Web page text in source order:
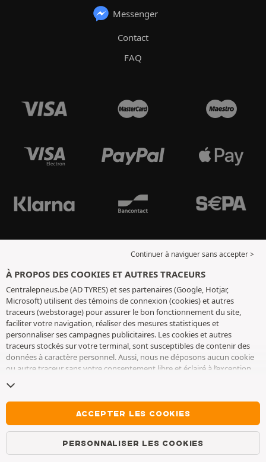
Messenger
Contact
FAQ
Continuer à naviguer sans accepter >
À PROPOS DES COOKIES ET AUTRES TRACEURS
Centralepneus.be (AD TYRES) et ses partenaires (Google, Hotjar,
Microsoft) utilisent des témoins de connexion (cookies) et autres
traceurs (webstorage) pour assurer le bon fonctionnement du site,
faciliter votre navigation, réaliser des mesures statistiques et
personnaliser ses campagnes publicitaires. Les cookies et autres
traceurs stockés sur votre terminal, sont susceptibles de contenir des
données à caractère personnel. Aussi, nous ne déposons aucun cookie
ou autre traceur sans votre consentement libre et éclairé à l’exception
conservons votre choix pendant 6 mois. Vous pouvez retirer votre
consentement à tout moment en vous rendant sur lapage cookies et
. Vous pouvez choisir de continuer à naviguer sans
accepter le dépôt de cookies ou autres traceurs. Le refus ne fait pas
obstacle à l’accès aux services AD TYRES. Pour plus d’informations, nous
vous invitons à consulterla page cookies et autres traceurs
ACCEPTER LES COOKIES
PERSONNALISER LES COOKIES